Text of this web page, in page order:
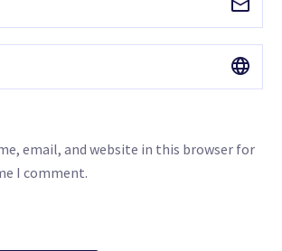
email, and website in this browser for
I comment.